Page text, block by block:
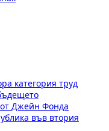
категория труд
от Джейн Фонда
във втория